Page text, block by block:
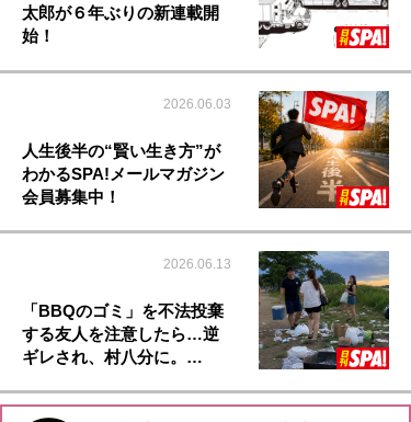
太郎が６年ぶりの新連載開
始！
2026.06.03
人生後半の“賢い生き方”が
わかるSPA!メールマガジン
会員募集中！
2026.06.13
「BBQのゴミ」を不法投棄
する友人を注意したら…逆
ギレされ、村八分に。…